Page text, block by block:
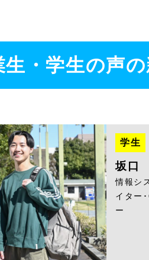
生・学生の声
学生
坂口
情報シ
イター
ー